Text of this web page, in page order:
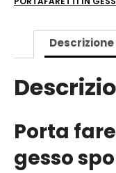
Descrizione
Porta
gesso